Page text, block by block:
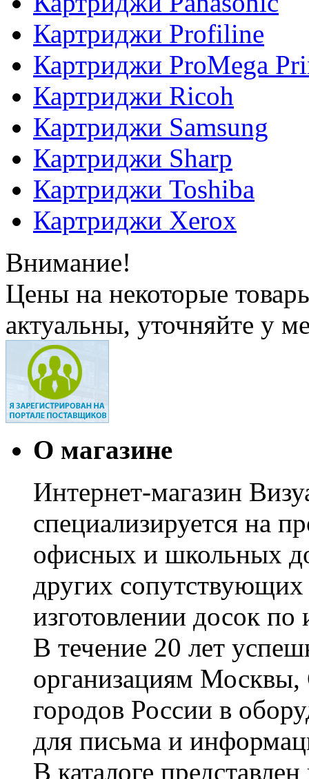
Картриджи Profiline
Картриджи ProMega
Картриджи Ricoh
Картриджи Samsung
Картриджи Sharp
Картриджи Toshiba
Картриджи Xerox
Внимание!
Цены на некоторые
актуальны, уточняйте у
О магазине
Интернет-магазин
специализируется на
офисных и школьных
других сопутствующих
изготовлении досок по
В течение 20 лет
организациям Москвы,
городов России в
для письма и
В каталоге